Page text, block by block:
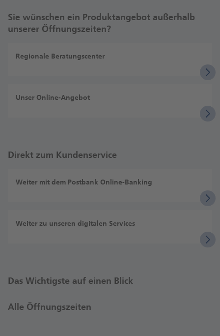
Sie wünschen ein Produktangebot außerhalb
unserer Öffnungszeiten?
Regionale Beratungscenter
Unser Online-Angebot
Direkt zum Kundenservice
Weiter mit dem Postbank Online-Banking
Weiter zu unseren digitalen Services
Das Wichtigste auf einen Blick
Alle Öffnungszeiten